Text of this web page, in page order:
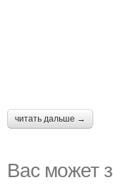
читать дальше →
Вас может